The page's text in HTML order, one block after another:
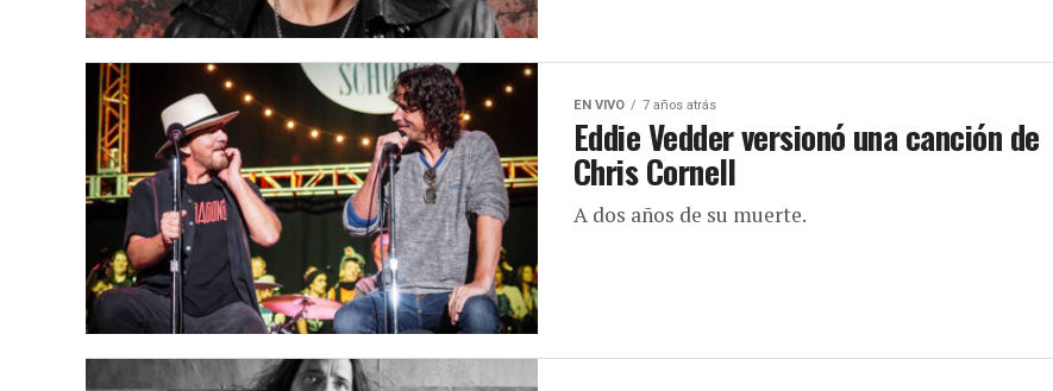
EN VIVO 7 años atrás
Eddie Vedder versionó una canción de
Chris Cornell
A dos años de su muerte.